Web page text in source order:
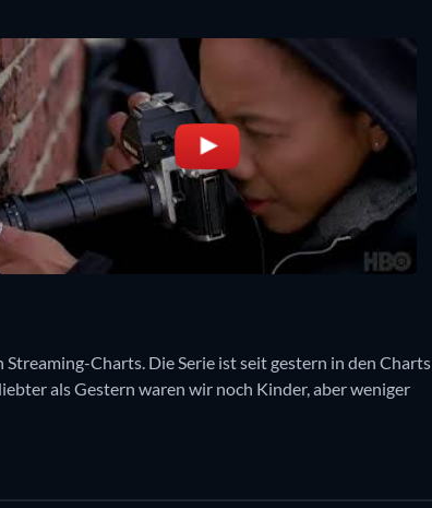
Charts. Die Serie ist seit gestern in den Charts
als Gestern waren wir noch Kinder, aber weniger